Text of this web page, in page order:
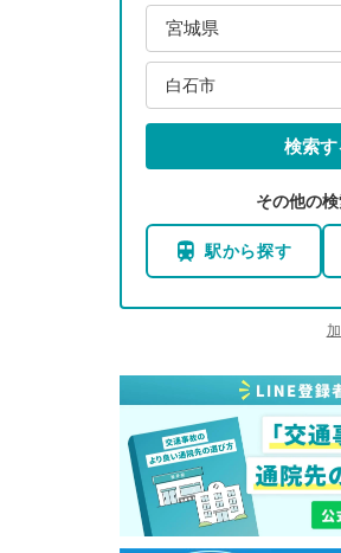
宮城県
白石市
検索す
その他の
駅から探す